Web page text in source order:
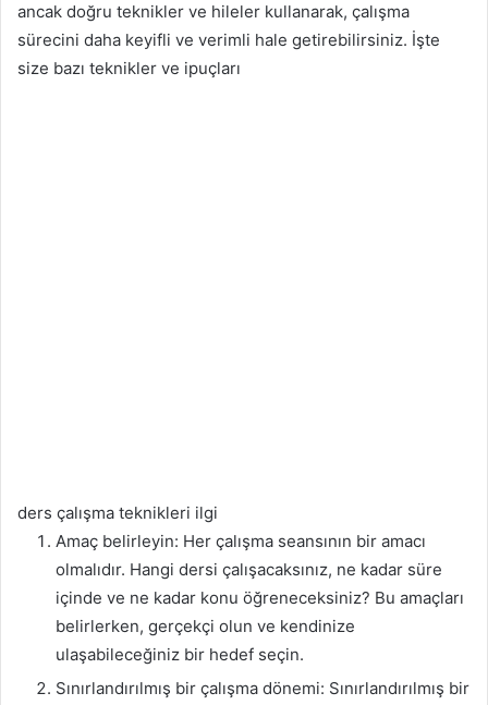
ancak doğru teknikler ve hileler kullanarak, çalışma
sürecini daha keyifli ve verimli hale getirebilirsiniz. İşte
size bazı teknikler ve ipuçları
ders çalışma teknikleri ilgi
Amaç belirleyin: Her çalışma seansının bir amacı
olmalıdır. Hangi dersi çalışacaksınız, ne kadar süre
içinde ve ne kadar konu öğreneceksiniz? Bu amaçları
belirlerken, gerçekçi olun ve kendinize
ulaşabileceğiniz bir hedef seçin.
Sınırlandırılmış bir çalışma dönemi: Sınırlandırılmış bir